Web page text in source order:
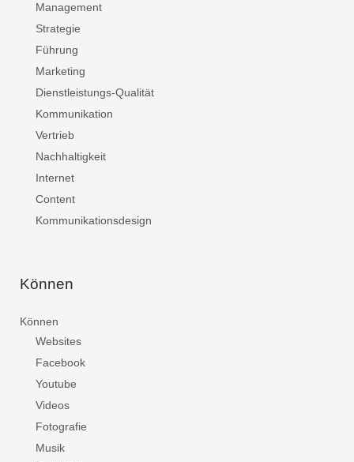
Management
Strategie
Führung
Marketing
Dienstleistungs-Qualität
Kommunikation
Vertrieb
Nachhaltigkeit
Internet
Content
Kommunikationsdesign
Können
Können
Websites
Facebook
Youtube
Videos
Fotografie
Musik